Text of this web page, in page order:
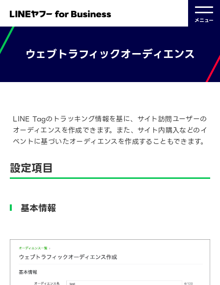
メニュー
ウェブトラフィックオーディエンス
LINE Tagのトラッキング情報を基に、サイト訪問ユーザーの
オーディエンスを作成できます。また、サイト内購入などのイ
ベントに基づいたオーディエンスを作成することもできます。
設定項目
基本情報